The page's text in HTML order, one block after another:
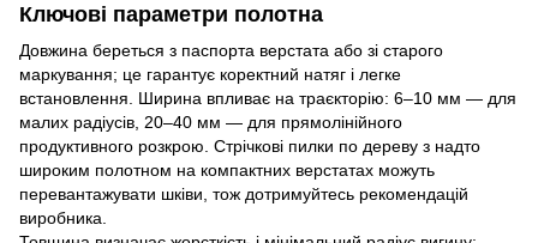
Ключові параметри полотна
Довжина береться з паспорта верстата або зі старого
маркування; це гарантує коректний натяг і легке
встановлення. Ширина впливає на траєкторію: 6–10 мм — для
малих радіусів, 20–40 мм — для прямолінійного
продуктивного розкрою. Стрічкові пилки по дереву з надто
широким полотном на компактних верстатах можуть
перевантажувати шківи, тож дотримуйтесь рекомендацій
виробника.